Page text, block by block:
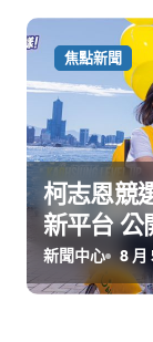
焦點新聞
柯志恩競
新平台 公
新聞中心 8 月